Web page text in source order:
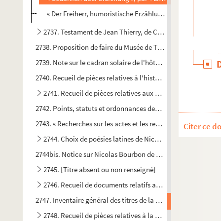
« Der Freiherr, humoristische Erzählung », von P. Pfeiffer
2737. Testament de Jean Thierry, de Château-Thierry, «
2738. Proposition de faire du Musée de Troyes un
2739. Note sur le cadran solaire de l'hôtel-de-ville de Troyes,
2740. Recueil de pièces relatives à l'histoire de la Réforme et
2741. Recueil de pièces relatives aux États généraux, de
2742. Points, statuts et ordonnances des arts et métiers de la
2743. « Recherches sur les actes et les registres de l'état-
2744. Choix de poésies latines de Nicolas Bourbon de
2744bis. Notice sur Nicolas Bourbon de Vendeuvre, par J.-A.
2745. [Titre absent ou non renseigné]
2746. Recueil de documents relatifs aux châtellenies de
2747. Inventaire général des titres de la baronnie et
2748. Recueil de pièces relatives à la seigneurie de
Citer ce